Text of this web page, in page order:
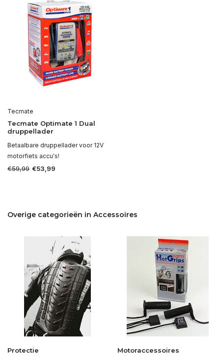
Tecmate
Tecmate Optimate 1 Dual
druppellader
Betaalbare druppellader voor 12V
motorfiets accu's!
€59,99 €53,99
Overige categorieën in Accessoires
Protectie Motoraccessoires